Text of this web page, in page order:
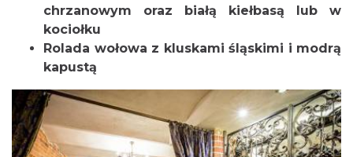
chrzanowym oraz białą kiełbasą lub w
kociołku
Rolada wołowa z kluskami śląskimi i modrą
kapustą